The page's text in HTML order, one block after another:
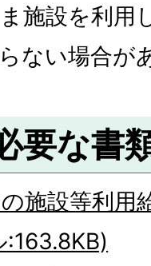
施設を利用
ない場合が
要な書
施設等利用
:163.8KB)